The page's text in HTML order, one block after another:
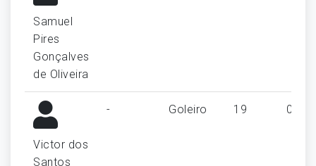
Samuel
Pires
Gonçalves
de Oliveira
Victor dos
Santos
- Goleiro 19 0